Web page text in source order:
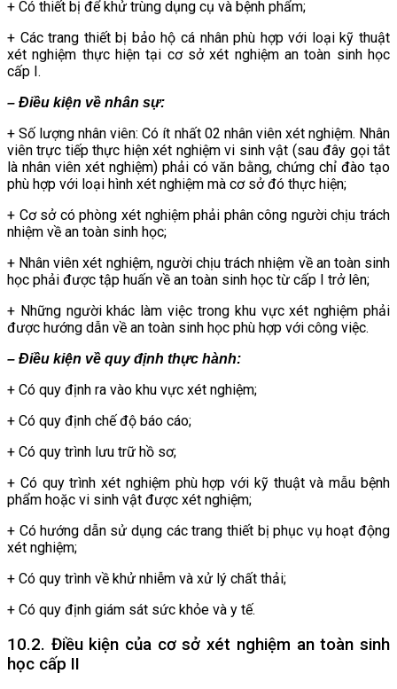
+ Có thiết bị để khử trùng dụng cụ và bệnh phẩm;
+ Các trang thiết bị bảo hộ cá nhân phù hợp với loại kỹ thuật
xét nghiệm thực hiện tại cơ sở xét nghiệm an toàn sinh học
cấp I.
– Điều kiện về nhân sự:
+ Số lượng nhân viên: Có ít nhất 02 nhân viên xét nghiệm. Nhân
viên trực tiếp thực hiện xét nghiệm vi sinh vật (sau đây gọi tắt
là nhân viên xét nghiệm) phải có văn bằng, chứng chỉ đào tạo
phù hợp với loại hình xét nghiệm mà cơ sở đó thực hiện;
+ Cơ sở có phòng xét nghiệm phải phân công người chịu trách
nhiệm về an toàn sinh học;
+ Nhân viên xét nghiệm, người chịu trách nhiệm về an toàn sinh
học phải được tập huấn về an toàn sinh học từ cấp I trở lên;
+ Những người khác làm việc trong khu vực xét nghiệm phải
được hướng dẫn về an toàn sinh học phù hợp với công việc.
– Điều kiện về quy định thực hành:
+ Có quy định ra vào khu vực xét nghiệm;
+ Có quy định chế độ báo cáo;
+ Có quy trình lưu trữ hồ sơ;
+ Có quy trình xét nghiệm phù hợp với kỹ thuật và mẫu bệnh
phẩm hoặc vi sinh vật được xét nghiệm;
+ Có hướng dẫn sử dụng các trang thiết bị phục vụ hoạt động
xét nghiệm;
+ Có quy trình về khử nhiễm và xử lý chất thải;
+ Có quy định giám sát sức khỏe và y tế.
10.2. Điều kiện của cơ sở xét nghiệm an toàn sinh
học cấp II